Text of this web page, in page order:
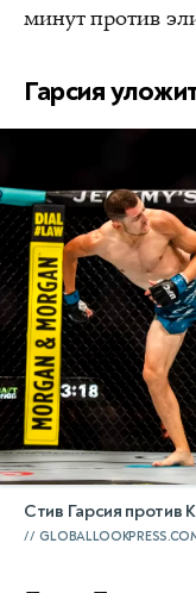
минут против
Гарсия
Стив Гарсия против